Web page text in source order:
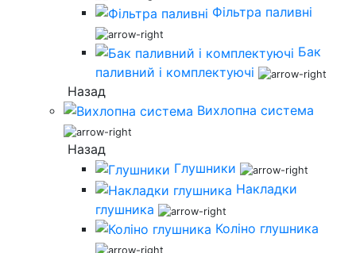
Фільтра паливні
Бак
паливний і комплектуючі
Назад
Вихлопна система
Назад
Глушники
Накладки
глушника
Коліно глушника